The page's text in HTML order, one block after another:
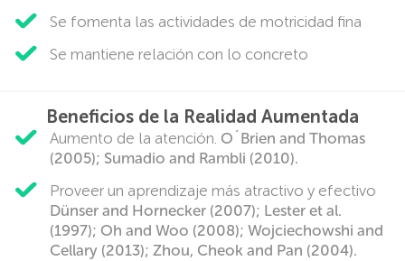
Se fomenta las actividades de motricidad fina
Se mantiene relación con lo concreto
Beneficios de la Realidad Aumentada
Aumento de la atención. O´Brien and Thomas
(2005); Sumadio and Rambli (2010).
Proveer un aprendizaje más atractivo y efectivo
Dünser and Hornecker (2007); Lester et al.
(1997); Oh and Woo (2008); Wojciechowshi and
Cellary (2013); Zhou, Cheok and Pan (2004).